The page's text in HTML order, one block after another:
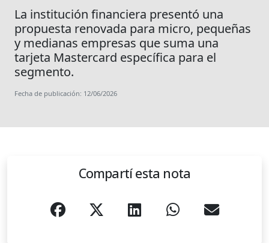
La institución financiera presentó una
propuesta renovada para micro, pequeñas
y medianas empresas que suma una
tarjeta Mastercard específica para el
segmento.
Fecha de publicación: 12/06/2026
Compartí esta nota